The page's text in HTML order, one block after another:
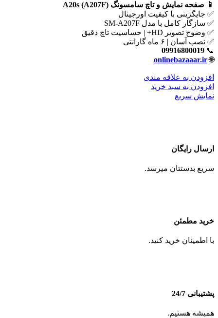
📱 صفحه نمایش و تاچ سامسونگ A20s (A207F)
✅ جایگزینی با کیفیت اورجینال
✅ سازگار کامل با مدل SM-A207F
✅ وضوح تصویر HD+ | حساسیت تاچ دقیق
✅ نصب آسان | ۶ ماه گارانتی
📞
09916800019
🌐
onlinebazaaar.ir
افزودن به علاقه مندی
افزودن به سبد خرید
نمایش سریع
ارسال رایگان
سریع بدستتان میرسد.
خرید مطمئن
با اطمینان خرید کنید.
پشتیبانی 24/7
همیشه هستیم.